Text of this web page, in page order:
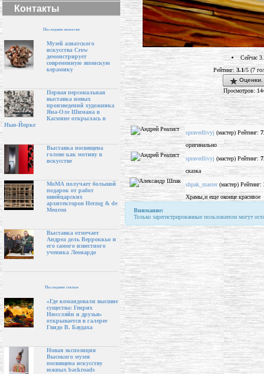
Контакты
Последние новости
Музей азиатского
искусства Crow
демонстрирует
современную японскую
керамику
Первая персональная
выставка новых
произведений художника
Яна-Оле Шимана в
Касмине открылась в
Нью-Йорке
Выставка посвящена
голове как мотиву в
искусстве
МоМА получает большой
подарок от работ
швейцарских
архитекторов Herzog & de
Meuron
Выставка отмечает
Андреа дель Верроккьо и
его самого известного
ученика Леонардо
Последние статьи
«Где командовали высшие
существа: Генрих
Нюссляйн и друзья»
открывается в галерее
Гвидо В. Баудаха
Новая экспозиция
Высокого музея
посвящена искусству
южных backroads
Сейчас
Рейтинг: 3.1/5 (7
Оценки.
Просмотров:
spravedlivyj (мастер) Рейтинг:
оригинально
spravedlivyj (мастер) Рейтинг:
сказка
shpak_master(мастер) Рейтинг:
Храмы,и еще оконце красивое
Внимание:
Только зарегистрированные пользователи могут